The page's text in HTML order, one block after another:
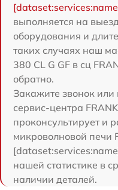
выполняется на
оборудования и
таких случаях наш
380 CL G GF в сц
обратно.
Закажите звонок или
сервис-центра
проконсультирует и
микроволновой печи
нашей статистике в
наличии деталей.